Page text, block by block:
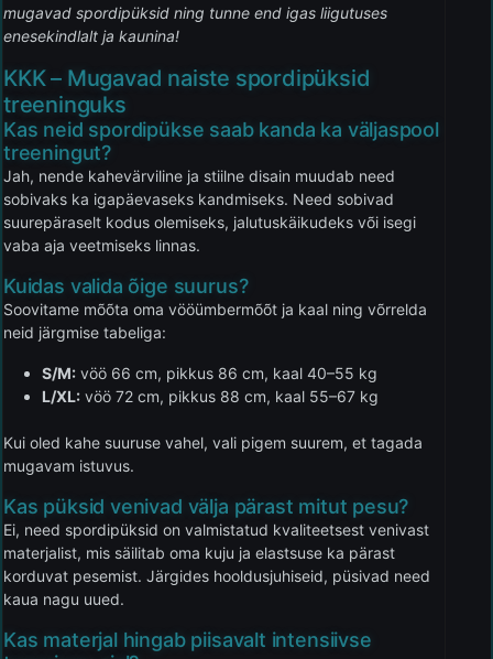
mugavad spordipüksid ning tunne end igas liigutuses
enesekindlalt ja kaunina!
KKK – Mugavad naiste spordipüksid
treeninguks
Kas neid spordipükse saab kanda ka väljaspool
treeningut?
Jah, nende kahevärviline ja stiilne disain muudab need
sobivaks ka igapäevaseks kandmiseks. Need sobivad
suurepäraselt kodus olemiseks, jalutuskäikudeks või isegi
vaba aja veetmiseks linnas.
Kuidas valida õige suurus?
Soovitame mõõta oma vööümbermõõt ja kaal ning võrrelda
neid järgmise tabeliga:
S/M: vöö 66 cm, pikkus 86 cm, kaal 40–55 kg
L/XL: vöö 72 cm, pikkus 88 cm, kaal 55–67 kg
Kui oled kahe suuruse vahel, vali pigem suurem, et tagada
mugavam istuvus.
Kas püksid venivad välja pärast mitut pesu?
Ei, need spordipüksid on valmistatud kvaliteetsest venivast
materjalist, mis säilitab oma kuju ja elastsuse ka pärast
korduvat pesemist. Järgides hooldusjuhiseid, püsivad need
kaua nagu uued.
Kas materjal hingab piisavalt intensiivse